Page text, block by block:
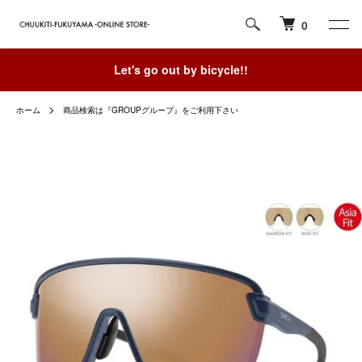
0
Let's go out by bicycle!!
ホーム 商品検索は『GROUPグループ』をご利用下さい